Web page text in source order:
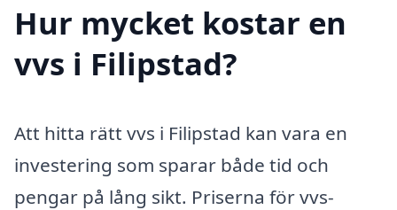
Hur mycket kostar en
vvs i Filipstad?
Att hitta rätt vvs i Filipstad kan vara en
investering som sparar både tid och
pengar på lång sikt. Priserna för vvs-